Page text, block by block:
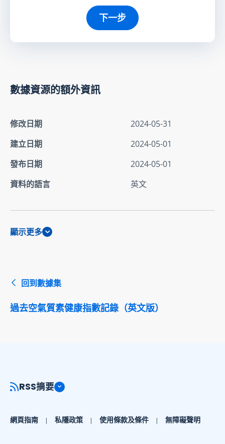
下一步
數據資源的額外資訊
修改日期
2024-05-31
建立日期
2024-05-01
發布日期
2024-05-01
資料的語言
英文
顯示更多
回到數據集
過去空氣質素健康指數記錄（英文版）
RSS摘要
網頁指南 私隱政策 使用條款及條件 無障礙聲明